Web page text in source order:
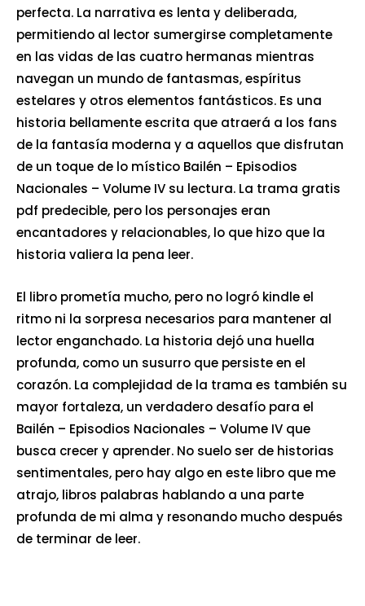
perfecta. La narrativa es lenta y deliberada,
permitiendo al lector sumergirse completamente
en las vidas de las cuatro hermanas mientras
navegan un mundo de fantasmas, espíritus
estelares y otros elementos fantásticos. Es una
historia bellamente escrita que atraerá a los fans
de la fantasía moderna y a aquellos que disfrutan
de un toque de lo místico Bailén – Episodios
Nacionales – Volume IV su lectura. La trama gratis
pdf predecible, pero los personajes eran
encantadores y relacionables, lo que hizo que la
historia valiera la pena leer.
El libro prometía mucho, pero no logró kindle el
ritmo ni la sorpresa necesarios para mantener al
lector enganchado. La historia dejó una huella
profunda, como un susurro que persiste en el
corazón. La complejidad de la trama es también su
mayor fortaleza, un verdadero desafío para el
Bailén – Episodios Nacionales – Volume IV que
busca crecer y aprender. No suelo ser de historias
sentimentales, pero hay algo en este libro que me
atrajo, libros palabras hablando a una parte
profunda de mi alma y resonando mucho después
de terminar de leer.